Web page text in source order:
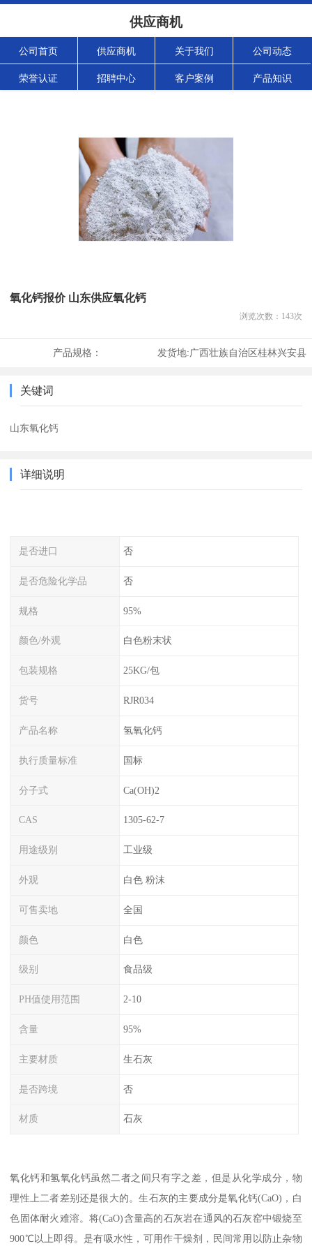
供应商机
公司首页 供应商机 关于我们 公司动态
荣誉认证 招聘中心 客户案例 产品知识
氧化钙报价 山东供应氧化钙
浏览次数： 143次
产品规格： 发货地:广西壮族自治区桂林兴安县
关键词
山东氧化钙
详细说明
是否进口 否
是否危险化学品 否
规格 95%
颜色/外观 白色粉末状
包装规格 25KG/包
货号 RJR034
产品名称 氢氧化钙
执行质量标准 国标
分子式 Ca(OH)2
CAS 1305-62-7
用途级别 工业级
外观 白色 粉沫
可售卖地 全国
颜色 白色
级别 食品级
PH值使用范围 2-10
含量 95%
主要材质 生石灰
是否跨境 否
材质 石灰
氧化钙和氢氧化钙虽然二者之间只有字之差，但是从化学成分，物
理性上二者差别还是很大的。生石灰的主要成分是氧化钙(CaO)，白
色固体耐火难溶。将(CaO)含量高的石灰岩在通风的石灰窑中锻烧至
900℃以上即得。是有吸水性，可用作干燥剂，民间常用以防止杂物